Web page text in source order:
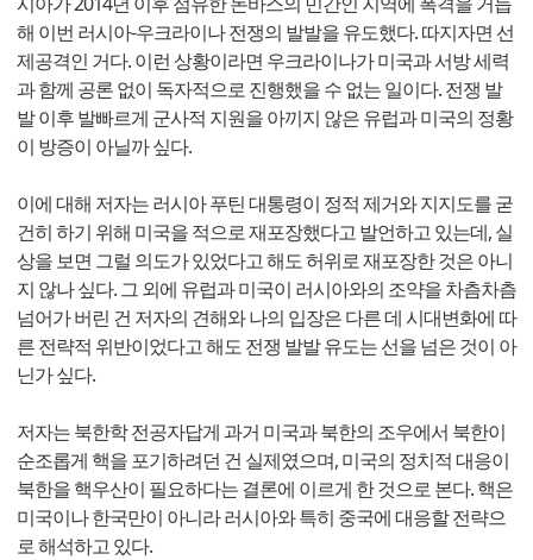
해 이번 러시아-우크라이나 전쟁의 발발을 유도했다. 따지자면 선
제공격인 거다. 이런 상황이라면 우크라이나가 미국과 서방 세력
과 함께 공론 없이 독자적으로 진행했을 수 없는 일이다. 전쟁 발
발 이후 발빠르게 군사적 지원을 아끼지 않은 유럽과 미국의 정황
이 방증이 아닐까 싶다.
이에 대해 저자는 러시아 푸틴 대통령이 정적 제거와 지지도를 굳
건히 하기 위해 미국을 적으로 재포장했다고 발언하고 있는데, 실
상을 보면 그럴 의도가 있었다고 해도 허위로 재포장한 것은 아니
지 않나 싶다. 그 외에 유럽과 미국이 러시아와의 조약을 차츰차츰
넘어가 버린 건 저자의 견해와 나의 입장은 다른 데 시대변화에 따
른 전략적 위반이었다고 해도 전쟁 발발 유도는 선을 넘은 것이 아
닌가 싶다.
저자는 북한학 전공자답게 과거 미국과 북한의 조우에서 북한이
순조롭게 핵을 포기하려던 건 실제였으며, 미국의 정치적 대응이
북한을 핵우산이 필요하다는 결론에 이르게 한 것으로 본다. 핵은
미국이나 한국만이 아니라 러시아와 특히 중국에 대응할 전략으
로 해석하고 있다.